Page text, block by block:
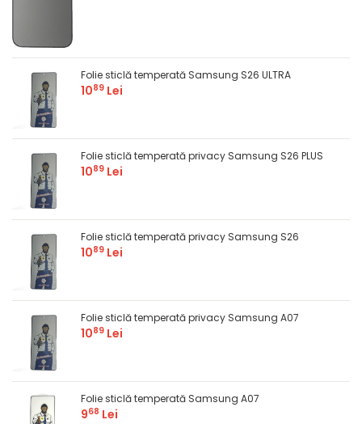
Folie sticlă temperată Samsung S26 ULTRA
1089 Lei
Folie sticlă temperată privacy Samsung S26 PLUS
1089 Lei
Folie sticlă temperată privacy Samsung S26
1089 Lei
Folie sticlă temperată privacy Samsung A07
1089 Lei
Folie sticlă temperată Samsung A07
968 Lei